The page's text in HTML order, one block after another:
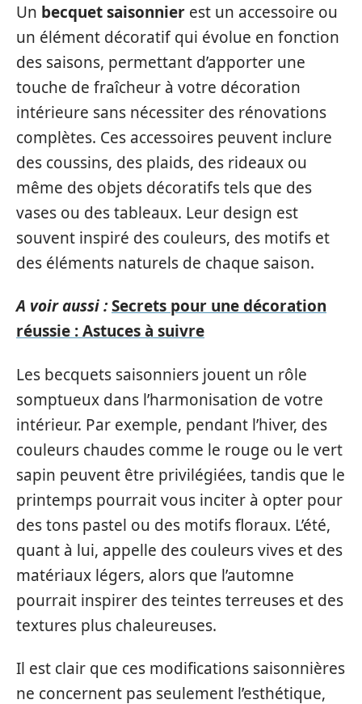
Un becquet saisonnier est un accessoire ou
un élément décoratif qui évolue en fonction
des saisons, permettant d’apporter une
touche de fraîcheur à votre décoration
intérieure sans nécessiter des rénovations
complètes. Ces accessoires peuvent inclure
des coussins, des plaids, des rideaux ou
même des objets décoratifs tels que des
vases ou des tableaux. Leur design est
souvent inspiré des couleurs, des motifs et
des éléments naturels de chaque saison.
A voir aussi :Secrets pour une décoration
réussie : Astuces à suivre
Les becquets saisonniers jouent un rôle
somptueux dans l’harmonisation de votre
intérieur. Par exemple, pendant l’hiver, des
couleurs chaudes comme le rouge ou le vert
sapin peuvent être privilégiées, tandis que le
printemps pourrait vous inciter à opter pour
des tons pastel ou des motifs floraux. L’été,
quant à lui, appelle des couleurs vives et des
matériaux légers, alors que l’automne
pourrait inspirer des teintes terreuses et des
textures plus chaleureuses.
Il est clair que ces modifications saisonnières
ne concernent pas seulement l’esthétique,